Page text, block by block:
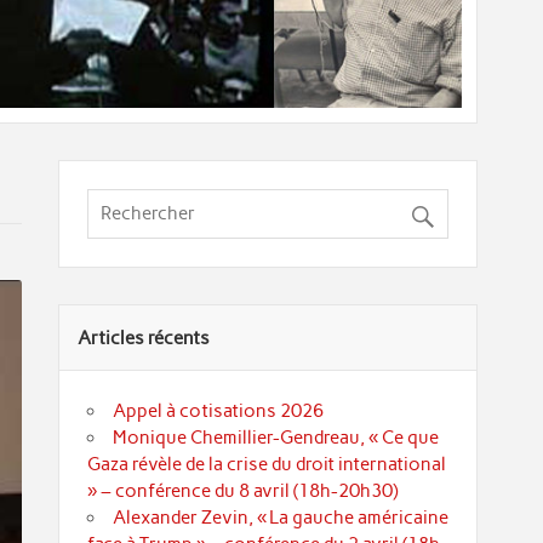
Articles récents
Appel à cotisations 2026
Monique Chemillier-Gendreau, « Ce que
Gaza révèle de la crise du droit international
» – conférence du 8 avril (18h-20h30)
Alexander Zevin, « La gauche américaine